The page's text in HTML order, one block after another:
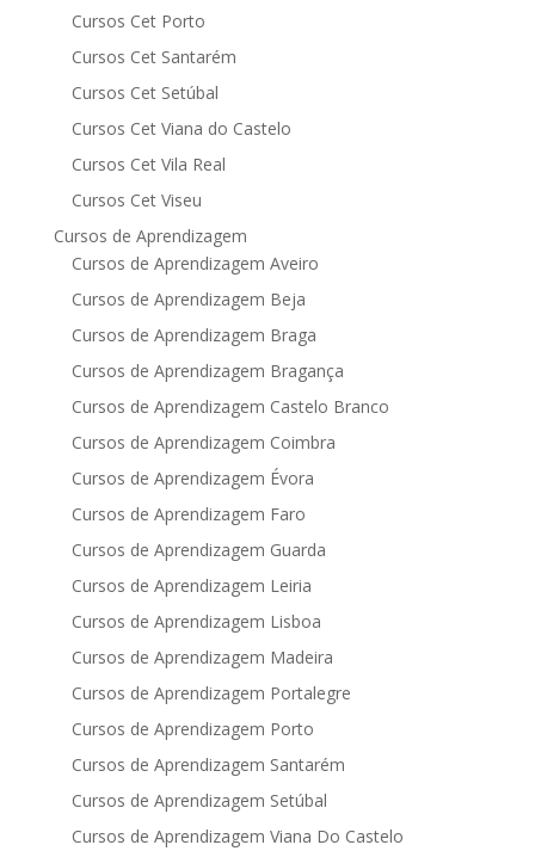
Cursos Cet Porto
Cursos Cet Santarém
Cursos Cet Setúbal
Cursos Cet Viana do Castelo
Cursos Cet Vila Real
Cursos Cet Viseu
Cursos de Aprendizagem
Cursos de Aprendizagem Aveiro
Cursos de Aprendizagem Beja
Cursos de Aprendizagem Braga
Cursos de Aprendizagem Bragança
Cursos de Aprendizagem Castelo Branco
Cursos de Aprendizagem Coimbra
Cursos de Aprendizagem Évora
Cursos de Aprendizagem Faro
Cursos de Aprendizagem Guarda
Cursos de Aprendizagem Leiria
Cursos de Aprendizagem Lisboa
Cursos de Aprendizagem Madeira
Cursos de Aprendizagem Portalegre
Cursos de Aprendizagem Porto
Cursos de Aprendizagem Santarém
Cursos de Aprendizagem Setúbal
Cursos de Aprendizagem Viana Do Castelo